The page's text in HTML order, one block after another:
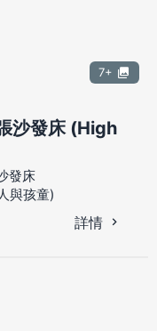
7+
沙發床 (High
發床
與孩童)
詳情